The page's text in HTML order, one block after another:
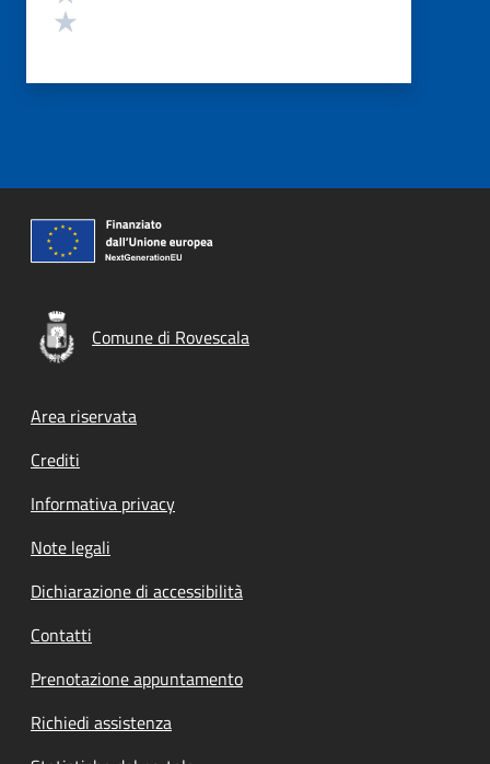
Comune di Rovescala
Footer menu
Area riservata
Crediti
Informativa privacy
Note legali
Dichiarazione di accessibilità
Contatti
Prenotazione appuntamento
Richiedi assistenza